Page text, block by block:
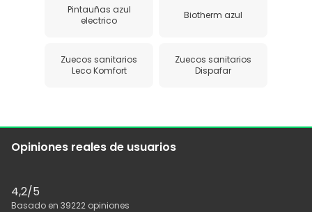
Pintauñas azul
electrico
Biotherm azul
Zuecos sanitarios
Leco Komfort
Zuecos sanitarios
Dispafar
Opiniones reales de usuarios
4,2/5
Basado en 39222 opiniones